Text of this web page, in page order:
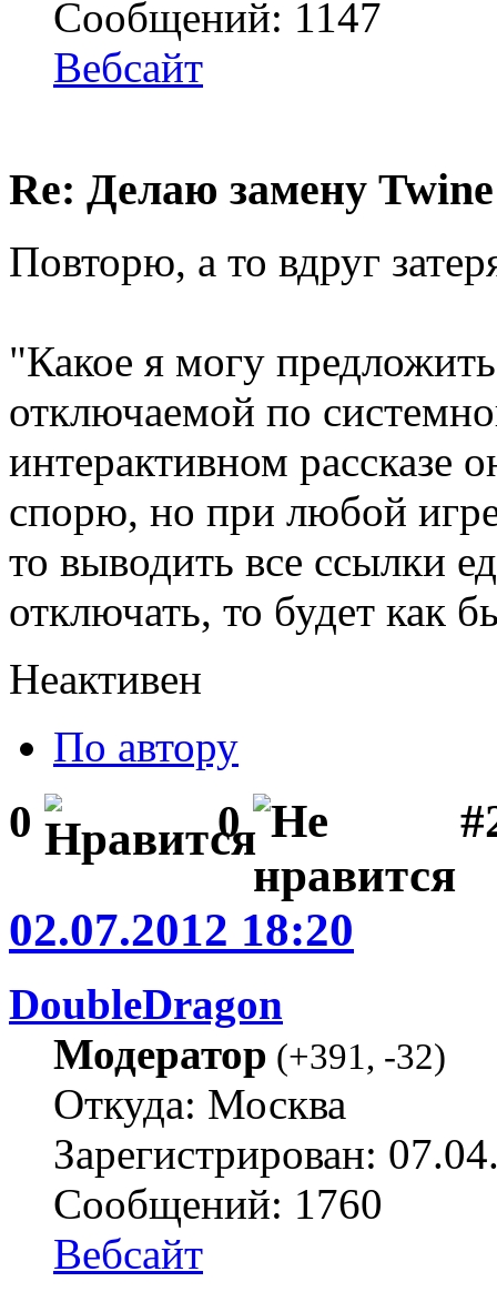
Сообщений: 1147
Вебсайт
Re: Делаю замену
Повторю, а то вдруг
"Какое я могу
отключаемой по
интерактивном рассказе
спорю, но при любой
то выводить все ссылки
отключать, то будет как
Неактивен
По автору
0 0
02.07.2012 18:20
DoubleDragon
Модератор (+391, -32)
Откуда: Москва
Зарегистрирован:
Сообщений: 1760
Вебсайт